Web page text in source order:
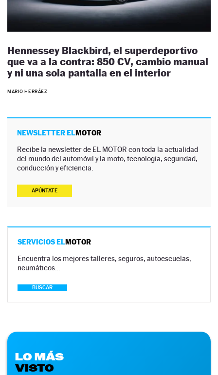
Hennessey Blackbird, el superdeportivo
que va a la contra: 850 CV, cambio manual
y ni una sola pantalla en el interior
MARIO HERRÁEZ
NEWSLETTER ELMOTOR
Recibe la newsletter de EL MOTOR con toda la actualidad
del mundo del automóvil y la moto, tecnología, seguridad,
conducción y eficiencia.
APÚNTATE
SERVICIOS ELMOTOR
Encuentra los mejores talleres, seguros, autoescuelas,
neumáticos…
BUSCAR
LO MÁS
VISTO